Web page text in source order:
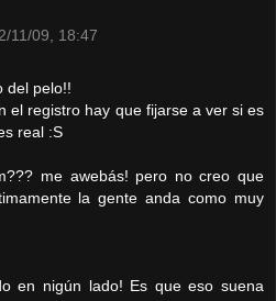
2/11/09, 18:47
del pelo!!
el registro hay que fijarse a ver si es
real :S
me awebás! pero no creo que
la gente anda como muy
en nigún lado! Es que eso suena